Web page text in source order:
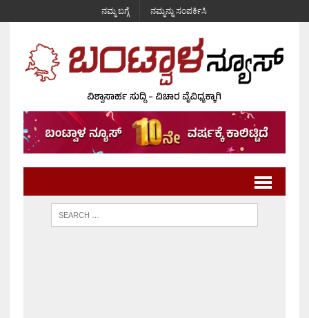
ನಮ್ಮ ಬಗ್ಗೆ ನಮ್ಮನ್ನು ಸಂಪರ್ಕಿಸಿ